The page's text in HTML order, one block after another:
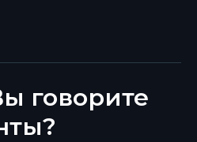
говорите